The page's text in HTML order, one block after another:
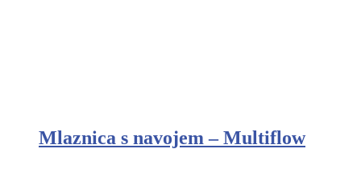
Mlaznica s navojem – Multiflow